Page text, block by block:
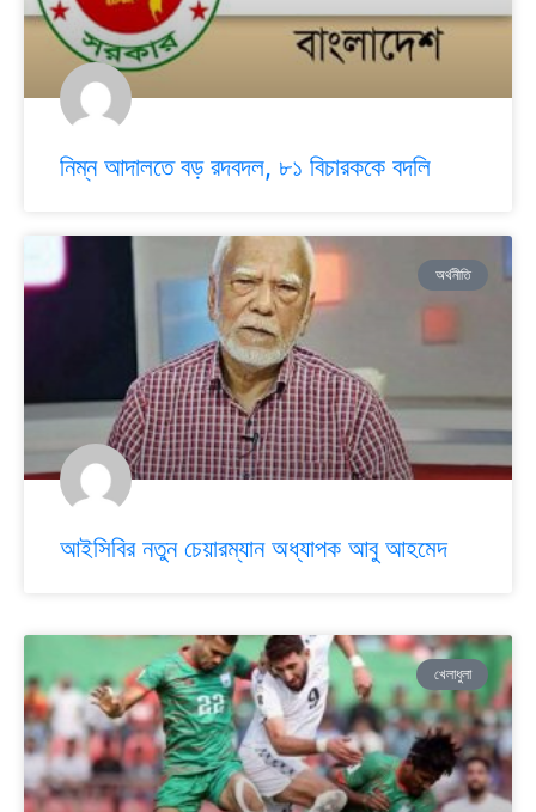
নিম্ন আদালতে বড় রদবদল, ৮১ বিচারককে বদলি
অর্থনীতি
আইসিবির নতুন চেয়ারম্যান অধ্যাপক আবু আহমেদ
খেলাধুলা